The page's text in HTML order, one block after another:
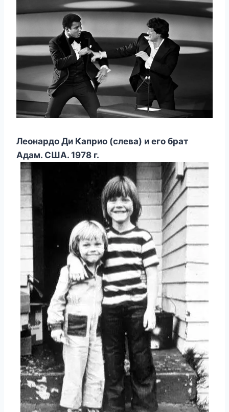
Леонардо Ди Каприо (слева) и его брат
Адам. США. 1978 г.